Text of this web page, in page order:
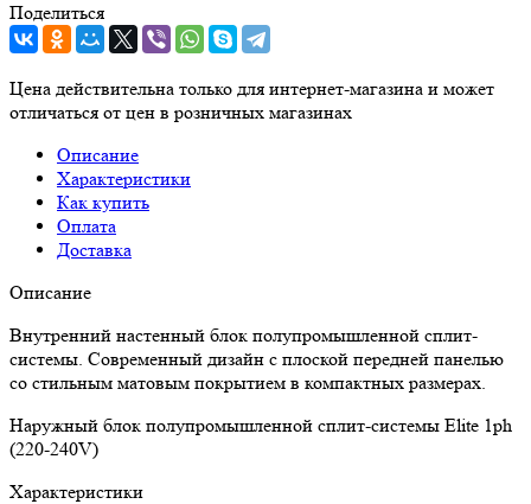
Поделиться
Цена действительна только для интернет-магазина и может
отличаться от цен в розничных магазинах
Описание
Характеристики
Как купить
Оплата
Доставка
Описание
Внутренний настенный блок полупромышленной сплит-
системы. Современный дизайн с плоской передней панелью
со стильным матовым покрытием в компактных размерах.
Наружный блок полупромышленной сплит-системы Elite 1ph
(220-240V)
Характеристики